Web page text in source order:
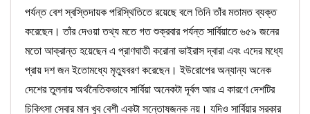
পর্যন্ত বেশ স্বস্তিদায়ক পরিস্থিতিতে রয়েছে বলে তিনি তাঁর মতামত ব্যক্ত
করেছেন। তাঁর দেওয়া তথ্য মতে গত শুক্রবার পর্যন্ত সার্বিয়াতে ৬৫৯ জনের
মতো আক্রান্ত হয়েছেন এ প্রাণঘাতী করোনা ভাইরাস দ্বারা এবং এদের মধ্যে
প্রায় দশ জন ইতোমধ্যে মৃত্যুবরণ করেছেন। ইউরোপের অন্যান্য অনেক
দেশের তুলনায় অর্থনৈতিকভাবে সার্বিয়া অনেকটা দূর্বল আর এ কারণে দেশটির
চিকিৎসা সেবার মান খুব বেশী একটা সন্তোষজনক নয়। যদিও সার্বিয়ার সরকার